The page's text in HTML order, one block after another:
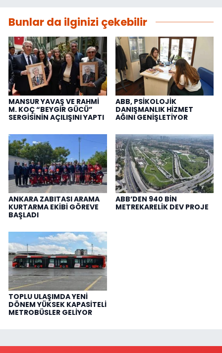
Bunlar da ilginizi çekebilir
MANSUR YAVAŞ VE RAHMİ
M. KOÇ “BEYGİR GÜCÜ”
SERGİSİNİN AÇILIŞINI YAPTI
ABB, PSİKOLOJİK
DANIŞMANLIK HİZMET
AĞINI GENİŞLETİYOR
ANKARA ZABITASI ARAMA
KURTARMA EKİBİ GÖREVE
BAŞLADI
ABB’DEN 940 BİN
METREKARELİK DEV PROJE
TOPLU ULAŞIMDA YENİ
DÖNEM YÜKSEK KAPASİTELİ
METROBÜSLER GELİYOR